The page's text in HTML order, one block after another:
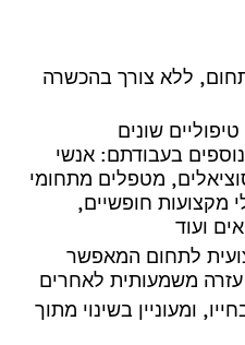
ללא צורך בהכשרה
שונים
בעבודתם: אנשי
מטפלים מתחומי
מקצועות חופשיים,
ועוד
לתחום המאפשר
משמעותית לאחרים
ומעוניין בשינוי מתוך